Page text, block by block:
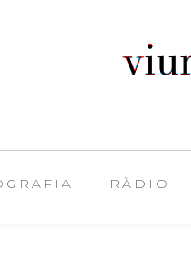
RÀDIO